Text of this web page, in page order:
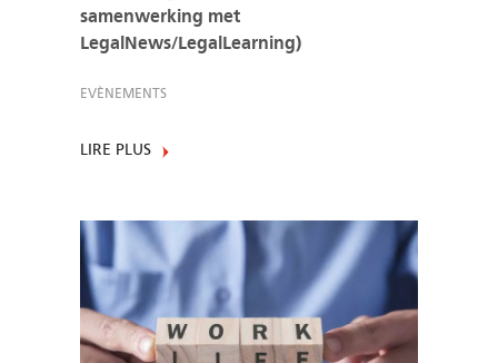
samenwerking met
LegalNews/LegalLearning)
EVÈNEMENTS
LIRE PLUS